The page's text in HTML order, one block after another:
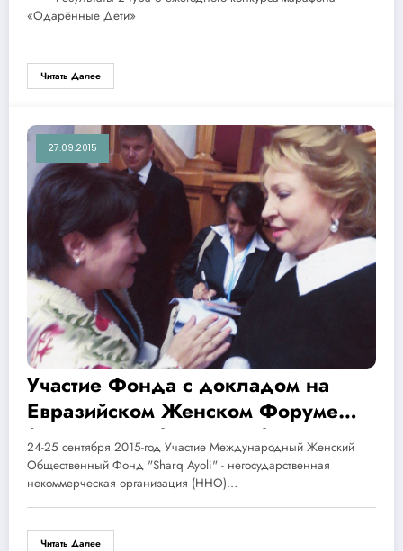
«Одарённые Дети»
Читать Далее
27.09.2015
Участие Фонда с докладом на
Евразийском Женском Форуме
(Санкт-Петербург,сентябрь, 2015
год)
24-25 сентября 2015-год Участие Международный Женский
Общественный Фонд "Sharq Ayoli" - негосударственная
некоммерческая организация (ННО)…
Читать Далее